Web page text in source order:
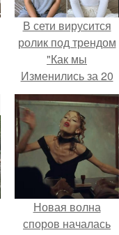
В сети вирусится
ролик под трендом
"Как мы
Изменились за 20
лет".
Новая волна
споров началась